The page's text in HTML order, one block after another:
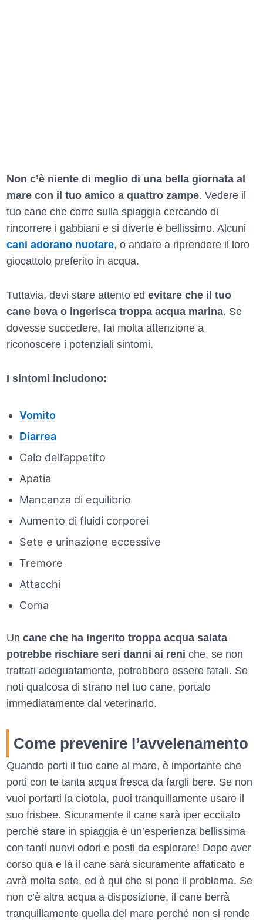
Non c’è niente di meglio di una bella giornata al
mare con il tuo amico a quattro zampe. Vedere il
tuo cane che corre sulla spiaggia cercando di
rincorrere i gabbiani e si diverte è bellissimo. Alcuni
cani adorano nuotare, o andare a riprendere il loro
giocattolo preferito in acqua.
Tuttavia, devi stare attento ed evitare che il tuo
cane beva o ingerisca troppa acqua marina. Se
dovesse succedere, fai molta attenzione a
riconoscere i potenziali sintomi.
I sintomi includono:
Vomito
Diarrea
Calo dell’appetito
Apatia
Mancanza di equilibrio
Aumento di fluidi corporei
Sete e urinazione eccessive
Tremore
Attacchi
Coma
Un cane che ha ingerito troppa acqua salata
potrebbe rischiare seri danni ai reni che, se non
trattati adeguatamente, potrebbero essere fatali. Se
noti qualcosa di strano nel tuo cane, portalo
immediatamente dal veterinario.
Come prevenire l’avvelenamento
Quando porti il tuo cane al mare, è importante che
porti con te tanta acqua fresca da fargli bere. Se non
vuoi portarti la ciotola, puoi tranquillamente usare il
suo frisbee. Sicuramente il cane sarà iper eccitato
perché stare in spiaggia è un’esperienza bellissima
con tanti nuovi odori e posti da esplorare! Dopo aver
corso qua e là il cane sarà sicuramente affaticato e
avrà molta sete, ed è qui che si pone il problema. Se
non c’è altra acqua a disposizione, il cane berrà
tranquillamente quella del mare perché non si rende